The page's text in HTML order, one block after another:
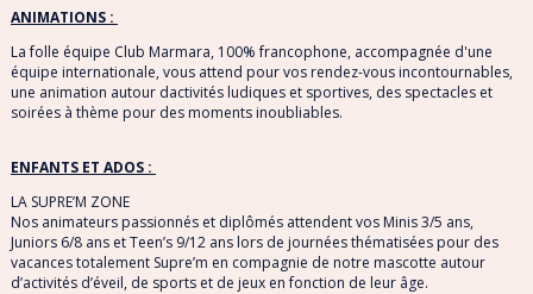
ANIMATIONS :
La folle équipe Club Marmara, 100% francophone, accompagnée d'une
équipe internationale, vous attend pour vos rendez-vous incontournables,
une animation autour dactivités ludiques et sportives, des spectacles et
soirées à thème pour des moments inoubliables.
ENFANTS ET ADOS :
LA SUPRE’M ZONE
Nos animateurs passionnés et diplômés attendent vos Minis 3/5 ans,
Juniors 6/8 ans et Teen’s 9/12 ans lors de journées thématisées pour des
vacances totalement Supre’m en compagnie de notre mascotte autour
d’activités d’éveil, de sports et de jeux en fonction de leur âge.